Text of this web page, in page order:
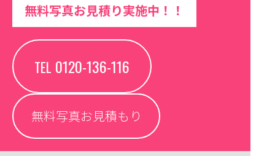
無料写真お見積り実施中！！
TEL 0120-136-116
無料写真お見積もり